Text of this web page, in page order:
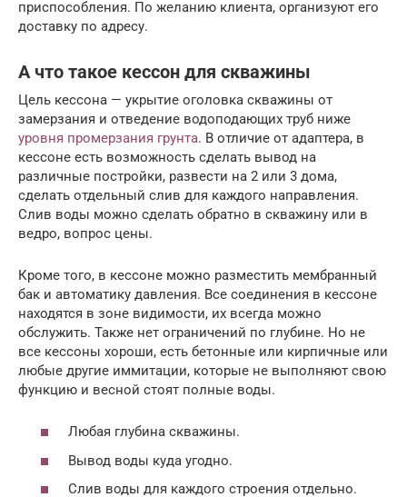
приспособления. По желанию клиента, организуют его
доставку по адресу.
А что такое кессон для скважины
Цель кессона — укрытие оголовка скважины от
замерзания и отведение водоподающих труб ниже
уровня промерзания грунта. В отличие от адаптера, в
кессоне есть возможность сделать вывод на
различные постройки, развести на 2 или 3 дома,
сделать отдельный слив для каждого направления.
Слив воды можно сделать обратно в скважину или в
ведро, вопрос цены.
Кроме того, в кессоне можно разместить мембранный
бак и автоматику давления. Все соединения в кессоне
находятся в зоне видимости, их всегда можно
обслужить. Также нет ограничений по глубине. Но не
все кессоны хороши, есть бетонные или кирпичные или
любые другие иммитации, которые не выполняют свою
функцию и весной стоят полные воды.
Любая глубина скважины.
Вывод воды куда угодно.
Слив воды для каждого строения отдельно.